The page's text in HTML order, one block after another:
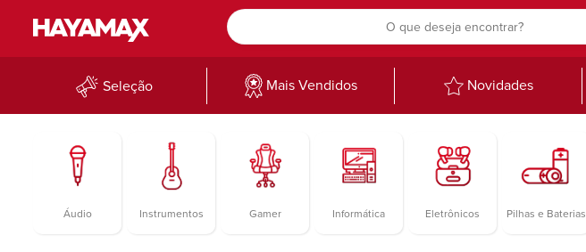
Seleção Mais Vendidos Novidades
Áudio Instrumentos Gamer Informática Eletrônicos Pilhas e Baterias